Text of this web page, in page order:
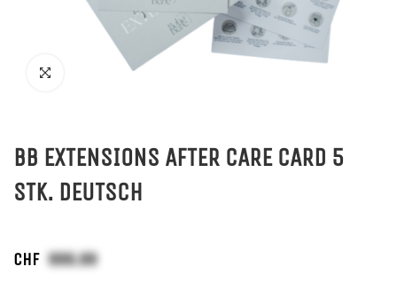
BB EXTENSIONS AFTER CARE CARD 5
STK. DEUTSCH
CHF